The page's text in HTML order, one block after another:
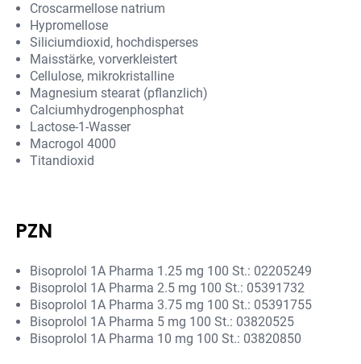
Croscarmellose natrium
Hypromellose
Siliciumdioxid, hochdisperses
Maisstärke, vorverkleistert
Cellulose, mikrokristalline
Magnesium stearat (pflanzlich)
Calciumhydrogenphosphat
Lactose-1-Wasser
Macrogol 4000
Titandioxid
PZN
Bisoprolol 1A Pharma 1.25 mg 100 St.: 02205249
Bisoprolol 1A Pharma 2.5 mg 100 St.: 05391732
Bisoprolol 1A Pharma 3.75 mg 100 St.: 05391755
Bisoprolol 1A Pharma 5 mg 100 St.: 03820525
Bisoprolol 1A Pharma 10 mg 100 St.: 03820850